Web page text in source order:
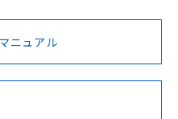
だく前に、以下を必ずお読
BV型式承認
（フランス
KR型式
（韓国
ニュアル